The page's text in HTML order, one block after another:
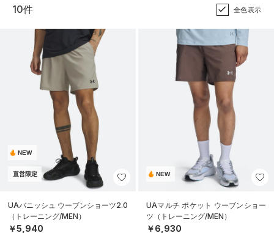
10件 全色表示
NEW
直営限定
UAバニッシュ ウーブンショーツ2.0
（トレーニング/MEN）
￥5,940
NEW
UAマルチ ポケット ウーブンショー
ツ（トレーニング/MEN）
￥6,930